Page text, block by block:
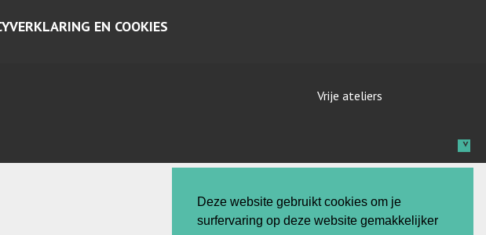
Deze website gebruikt cookies om je
surfervaring op deze website gemakkelijker
EN COOKIES
Vrije ateliers